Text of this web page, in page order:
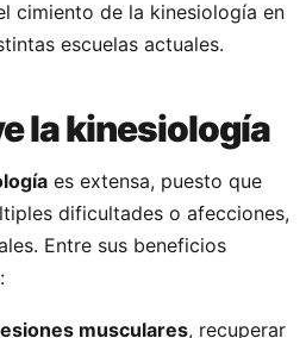
cimiento de la kinesiología en
escuelas actuales.
la kinesiología
es extensa, puesto que
dificultades o afecciones,
Entre sus beneficios
musculares, recuperar